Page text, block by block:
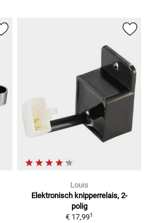
Louis
Elektronisch knipperrelais, 2-
polig
€ 17,991